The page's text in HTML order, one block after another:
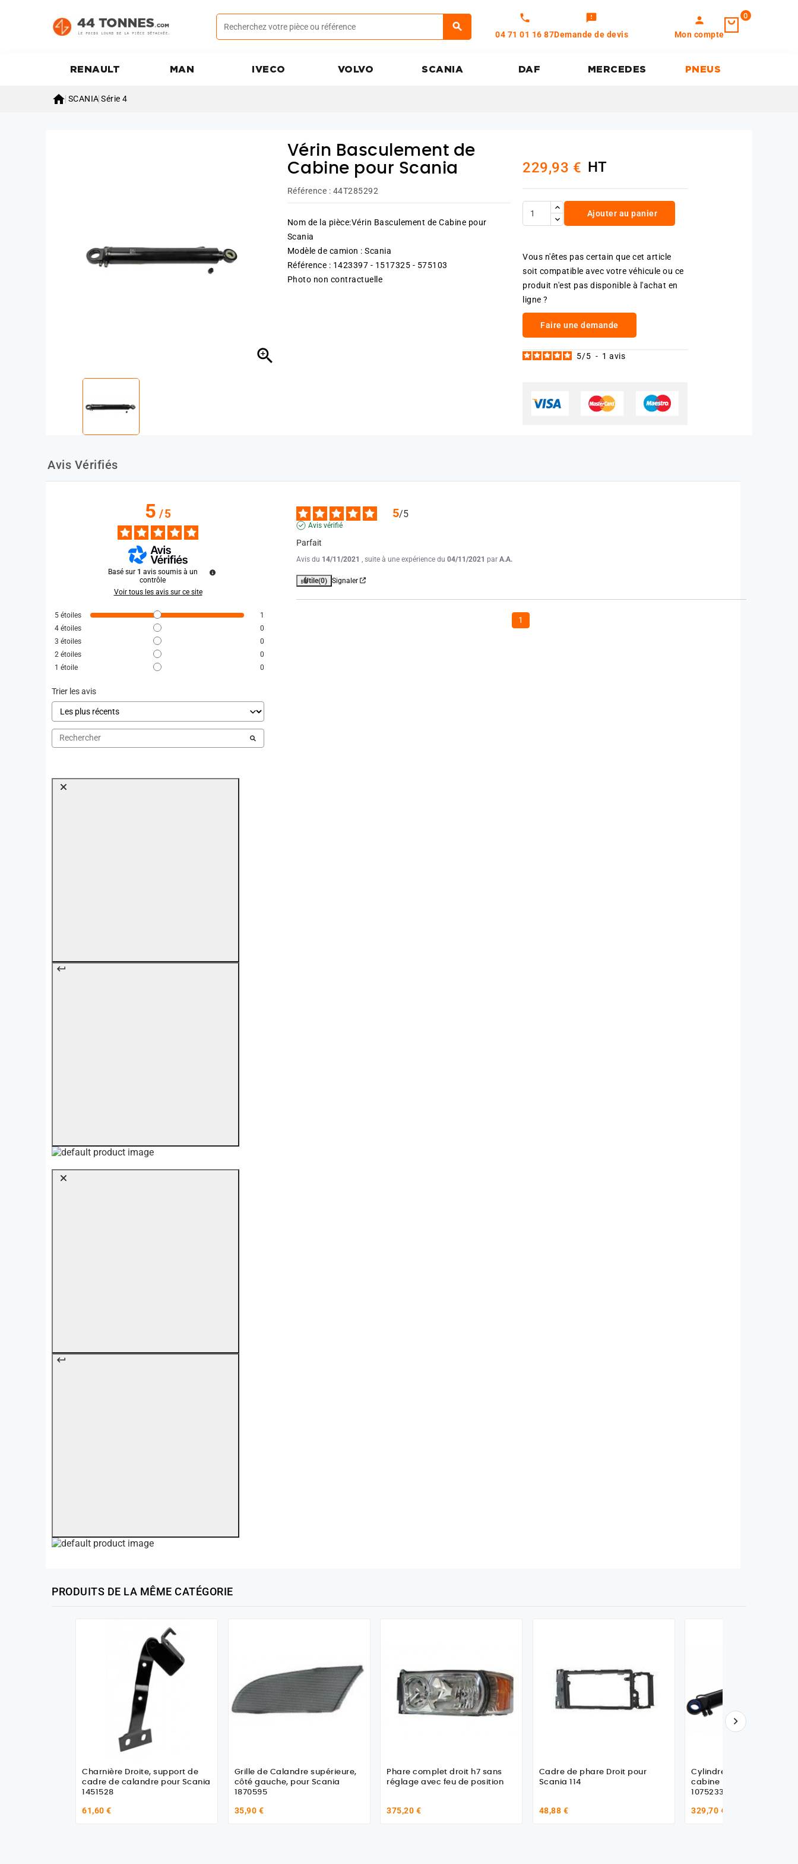
call
04 71 01 16 87
feedback
Demande de devis
person
Mon compte
0
RENAULT MAN IVECO VOLVO SCANIA DAF MERCEDES PNEUS
 SCANIA Série 4

Vérin Basculement de
Cabine pour Scania
Référence : 44T285292
Nom de la pièce:Vérin Basculement de Cabine pour
Scania
Modèle de camion : Scania
Référence : 1423397 - 1517325 - 575103
Photo non contractuelle
229,93 € HT
Ajouter au panier
Vous n'êtes pas certain que cet article
soit compatible avec votre véhicule ou ce
produit n'est pas disponible à l'achat en
ligne ?
Faire une demande
5/5 - 1avis
Avis Vérifiés
5/5
Basé sur 1 avis soumis à un
contrôle
Voir tous les avis sur ce site
5 étoiles
1
4 étoiles
0
3 étoiles
0
2 étoiles
0
1 étoile 0
Trier les avis
5/5
Avis vérifié
Parfait
Avis du 14/11/2021 , suite à une expérience du 04/11/2021 par A.A.
Utile(0) Signaler
1
PRODUITS DE LA MÊME CATÉGORIE
Charnière Droite, support de
cadre de calandre pour Scania
1451528
61,60 €
Grille de Calandre supérieure,
côté gauche, pour Scania
1870595
35,90 €
Phare complet droit h7 sans
réglage avec feu de position
375,20 €
Cadre de phare Droit pour
Scania 114
48,88 €
Cylindre hydraulique
cabine pour Scania -
1075233
329,70 €
